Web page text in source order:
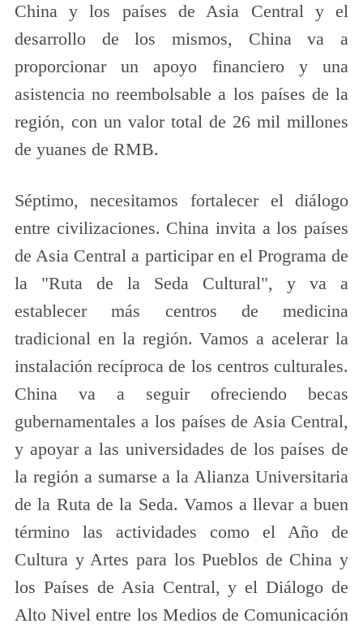
China y los países de Asia Central y el
desarrollo de los mismos, China va a
proporcionar un apoyo financiero y una
asistencia no reembolsable a los países de la
región, con un valor total de 26 mil millones
de yuanes de RMB.
Séptimo, necesitamos fortalecer el diálogo
entre civilizaciones. China invita a los países
de Asia Central a participar en el Programa de
la "Ruta de la Seda Cultural", y va a
establecer más centros de medicina
tradicional en la región. Vamos a acelerar la
instalación recíproca de los centros culturales.
China va a seguir ofreciendo becas
gubernamentales a los países de Asia Central,
y apoyar a las universidades de los países de
la región a sumarse a la Alianza Universitaria
de la Ruta de la Seda. Vamos a llevar a buen
término las actividades como el Año de
Cultura y Artes para los Pueblos de China y
los Países de Asia Central, y el Diálogo de
Alto Nivel entre los Medios de Comunicación